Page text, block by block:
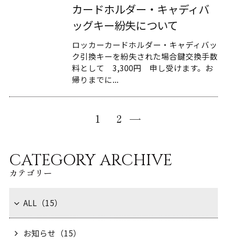
カードホルダー・キャディバ
ッグキー紛失について
ロッカーカードホルダー・キャディバッ
ク引換キーを紛失された場合鍵交換手数
料として 3,300円 申し受けます。お
帰りまでに...
1 2
CATEGORY ARCHIVE
カテゴリー
ALL（15）
お知らせ（15）